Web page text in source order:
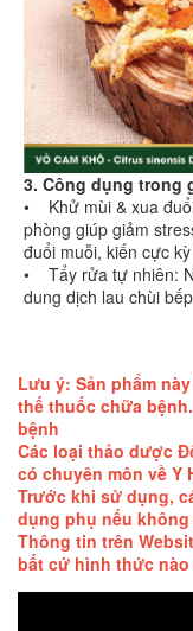
3. Công dụng trong
• Khử mùi & xua
phòng giúp giảm
đuổi muỗi, kiến cực
• Tẩy rửa tự nhiên:
dung dịch lau chùi
Lưu ý: Sản phẩm
thế thuốc chữa
bệnh
Các loại thảo dược
có chuyên môn về Y
Trước khi sử dụng,
dụng phụ nếu
Thông tin trên
bất cứ hình thức